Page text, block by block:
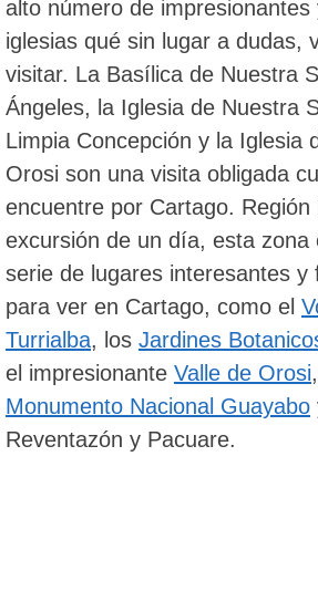
alto número de impresionantes
iglesias qué sin lugar a dudas,
visitar. La Basílica de Nuestra
Ángeles, la Iglesia de Nuestra
Limpia Concepción y la Iglesia
Orosi son una visita obligada
encuentre por Cartago. Región
excursión de un día, esta zona
serie de lugares interesantes y
para ver en Cartago, como el
Turrialba, los Jardines
el impresionante Valle de Orosi
Monumento Nacional Guayabo
Reventazón y Pacuare.